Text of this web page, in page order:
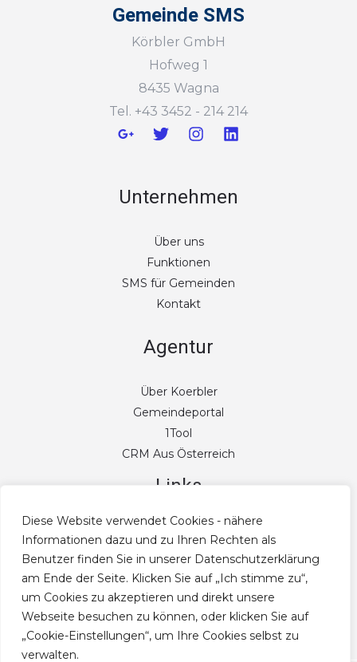
Diese Website verwendet Cookies - nähere
Informationen dazu und zu Ihren Rechten als
Benutzer finden Sie in unserer Datenschutzerklärung
am Ende der Seite. Klicken Sie auf „Ich stimme zu“,
um Cookies zu akzeptieren und direkt unsere
Webseite besuchen zu können, oder klicken Sie auf
„Cookie-Einstellungen“, um Ihre Cookies selbst zu
verwalten.
Gemeinde SMS
Körbler GmbH
Hofweg 1
8435 Wagna
Tel. +43 3452 - 214 214
Unternehmen
Über uns
Funktionen
SMS für Gemeinden
Kontakt
Agentur
Über Koerbler
Gemeindeportal
1Tool
CRM Aus Österreich
Links
Newsletter Modul